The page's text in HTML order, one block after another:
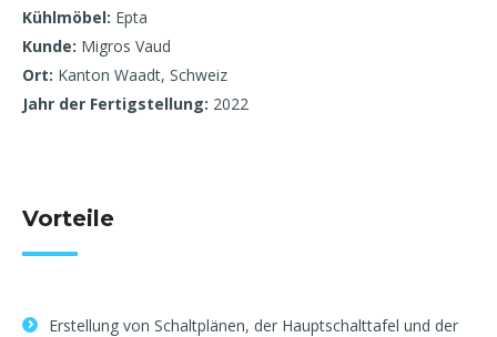
Kühlmöbel: Epta
Kunde: Migros Vaud
Ort: Kanton Waadt, Schweiz
Jahr der Fertigstellung: 2022
Vorteile
Erstellung von Schaltplänen, der Hauptschalttafel und der